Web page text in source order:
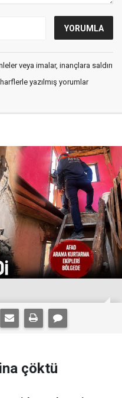
veya imalar, inançlara saldırı
yazılmış yorumlar
çöktü